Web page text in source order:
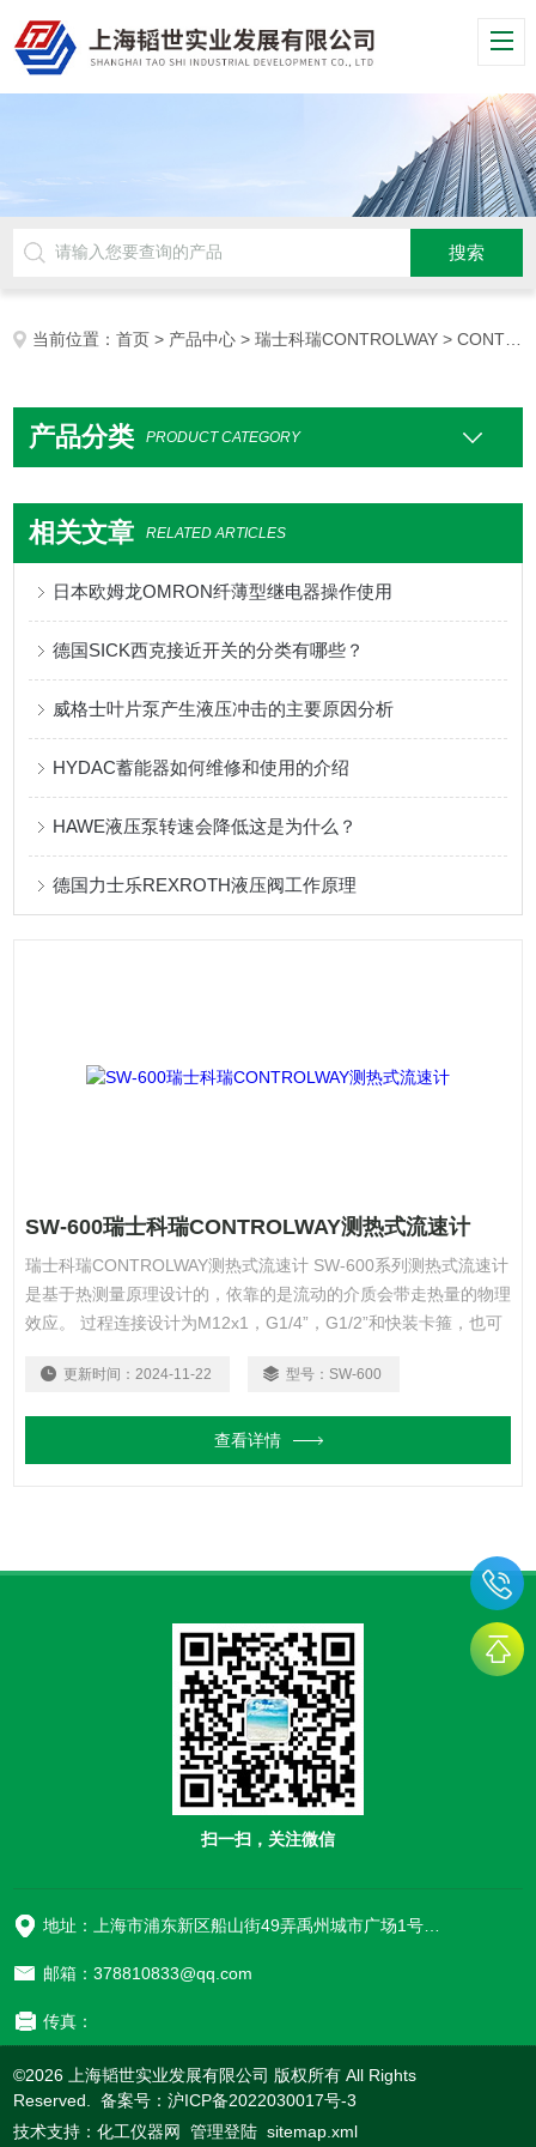
当前位置：首页 > 产品中心 >瑞士科瑞CONTROLWAY > CONTROLWAY流速计
产品分类 PRODUCT CATEGORY
相关文章 RELATED ARTICLES
日本欧姆龙OMRON纤薄型继电器操作使用
德国SICK西克接近开关的分类有哪些？
威格士叶片泵产生液压冲击的主要原因分析
HYDAC蓄能器如何维修和使用的介绍
HAWE液压泵转速会降低这是为什么？
德国力士乐REXROTH液压阀工作原理
SW-600瑞士科瑞CONTROLWAY测热式流速计
瑞士科瑞CONTROLWAY测热式流速计 SW-600系列测热式流速计
是基于热测量原理设计的，依靠的是流动的介质会带走热量的物理
效应。 过程连接设计为M12x1，G1/4”，G1/2”和快装卡箍，也可
更新时间： 2024-11-22 型号： SW-600
查看详情
扫一扫，关注微信
地址：上海市浦东新区船山街49弄禹州城市广场1号楼906
邮箱：378810833@qq.com
传真：
©2026 上海韬世实业发展有限公司 版权所有 All Rights
Reserved. 备案号：沪ICP备2022030017号-3
技术支持：化工仪器网 管理登陆 sitemap.xml